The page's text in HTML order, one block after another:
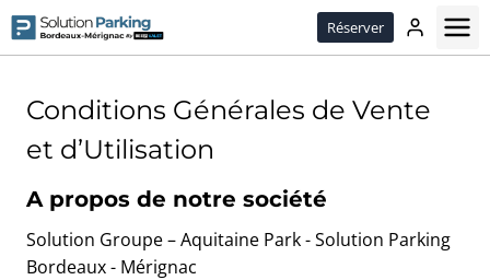
Passer
le
Réserver
Conditions Générales de Vente
et d’Utilisation
A propos de notre société
Solution Groupe – Aquitaine Park - Solution Parking
Bordeaux - Mérignac